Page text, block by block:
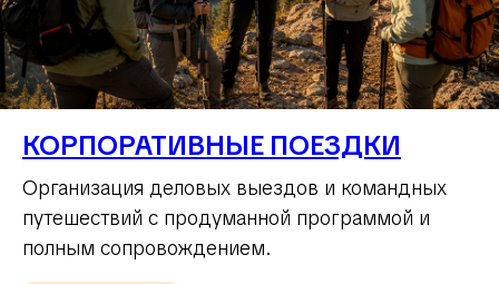
КОРПОРАТИВНЫЕ ПОЕЗДКИ
Организация деловых выездов и командных
путешествий с продуманной программой и
полным сопровождением.